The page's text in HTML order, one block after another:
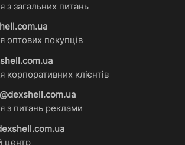
з загальних питань
оптових покупців
корпоративних клієнтів
з питань реклами
центр